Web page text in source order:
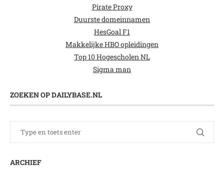
Pirate Proxy
Duurste domeinnamen
HesGoal F1
Makkelijke HBO opleidingen
Top 10 Hogescholen NL
Sigma man
ZOEKEN OP DAILYBASE.NL
ARCHIEF